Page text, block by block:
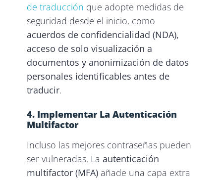
de traducción que adopte medidas de
seguridad desde el inicio, como
acuerdos de confidencialidad (NDA),
acceso de solo visualización a
documentos y anonimización de datos
personales identificables antes de
traducir.
4. Implementar La Autenticación
Multifactor
Incluso las mejores contraseñas pueden
ser vulneradas. Laautenticación
multifactor (MFA) añade una capa extra